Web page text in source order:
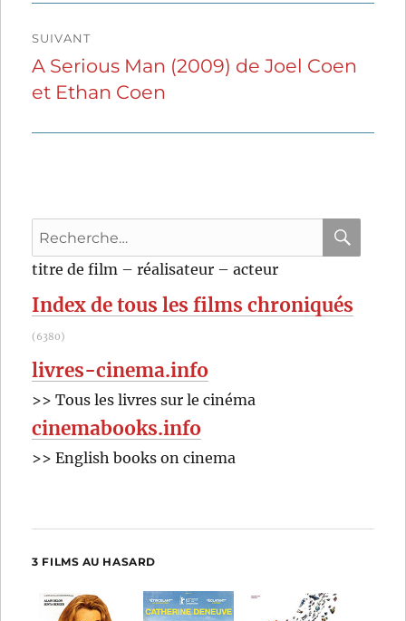
SUIVANT
Publication
suivante :
A Serious Man (2009) de Joel Coen
et Ethan Coen
Recherche
pour
titre de film – réalisateur – acteur
Index de tous les films chroniqués
(6380)
livres-cinema.info
>> Tous les livres sur le cinéma
cinemabooks.info
>> English books on cinema
3 FILMS AU HASARD